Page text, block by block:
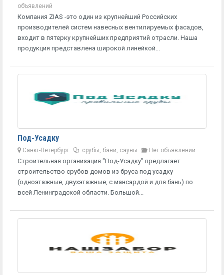
объявлений
Компания ZIAS -это один из крупнейший Российских
производителей систем навесных вентилируемых фасадов,
входит в пятерку крупнейших предприятий отрасли. Наша
продукция представлена широкой линейкой...
Под-Усадку
Санкт-Петербург срубы, бани, сауны Нет объявлений
Строительная организация "Под-Усадку" предлагает
строительство срубов домов из бруса под усадку
(одноэтажные, двухэтажные, с мансардой и для бань) по
всей Ленинградской области. Большой...